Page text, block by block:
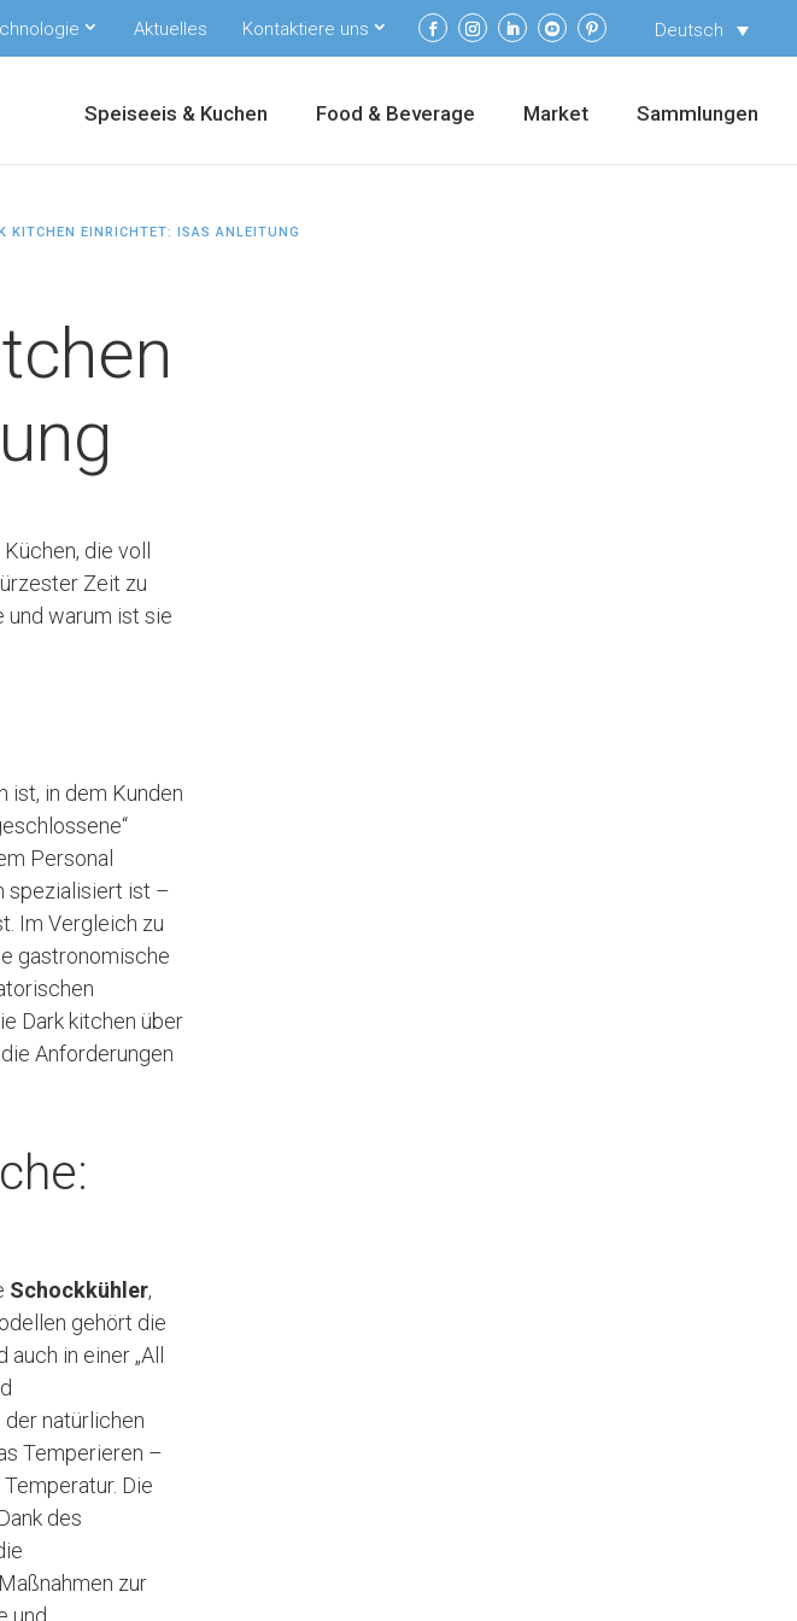
Aktuelles Kontaktiere uns Deutsch
Speiseeis & Kuchen Food & Beverage Market Sammlungen
KITCHEN EINRICHTET: ISAS ANLEITUNG
die voll
Zeit zu
und warum ist sie
ist, in dem Kunden
Personal
spezialisiert ist –
Im Vergleich zu
gastronomische
Dark kitchen über
Anforderungen
Schockkühler,
gehört die
in einer „All
natürlichen
Temperieren –
Die
des
zur
und